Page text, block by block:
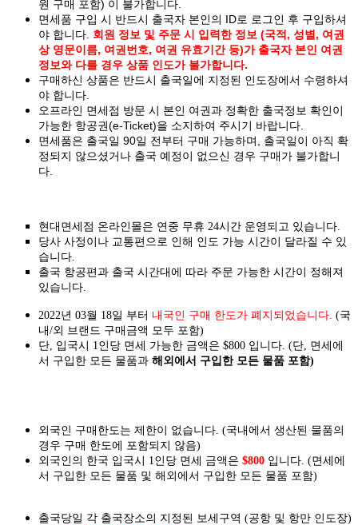
원 구매 포함) 이 불가합니다.
면세품 구입 시 반드시 출국자 본인의 ID로 로그인 후 구입하셔
야 합니다. 회원 정보 및 주문 시 입력한 정보 (국적, 성별, 여권
상 영문이름, 여권번호, 여권 유효기간 등)가 출국자 본인 여권
정보와 다를 경우 상품 인도가 불가합니다.
구매하신 상품은 반드시 출국일에 지정된 인도장에서 수령하셔
야 합니다.
오프라인 면세점 방문 시 본인 여권과 정확한 출국정보 확인이
가능한 항공권(e-Ticket)을 소지하여 주시기 바랍니다.
면세품은 출국일 90일 전부터 구매 가능하며, 출국일이 아직 확
정되지 않으셨거나 출국 예정이 없으신 경우 구매가 불가합니
다.
현대면세점 온라인몰은 연중 무휴 24시간 운영되고 있습니다.
당사 사정이나 교통편으로 인해 인도 가능 시간이 달라질 수 있
습니다.
출국 항공편과 출국 시간대에 따라 주문 가능한 시간이 정해져
있습니다.
2022년 03월 18일 부터 내국인 구매 한도가 폐지되었습니다. (국
내/외 브랜드 구매금액 모두 포함)
단, 입국시 1인당 면세 가능한 금액은 $800 입니다. (단, 면세에
서 구입한 모든 물품과 해외에서 구입한 모든 물품 포함)
외국인 구매한도는 제한이 없습니다. (국내에서 생산된 물품의
경우 구매 한도에 포함되지 않음)
외국인의 한국 입국시 1인당 면세 금액은 $800 입니다. (면세에
서 구입한 모든 물품 및 해외에서 구입한 모든 물품 포함)
출국당일 각 출국장소의 지정된 보세구역 (공항 및 항만 인도장)